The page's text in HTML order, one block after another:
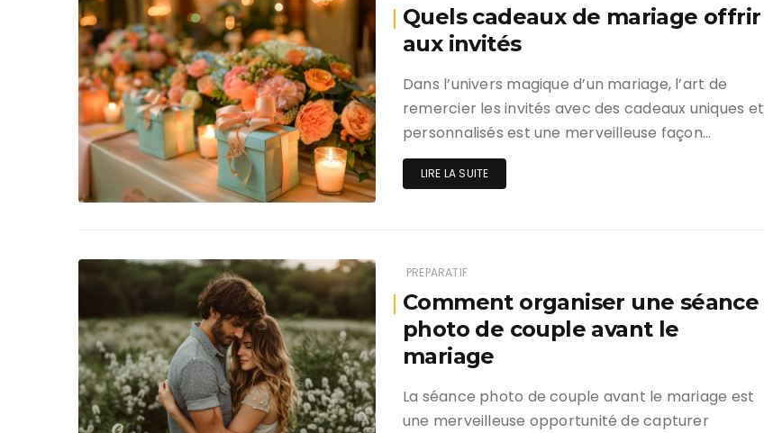
Quels cadeaux de mariage offrir
aux invités
Dans l’univers magique d’un mariage, l’art de
remercier les invités avec des cadeaux uniques et
personnalisés est une merveilleuse façon…
LIRE LA SUITE
PREPARATIF
Comment organiser une séance
photo de couple avant le
mariage
La séance photo de couple avant le mariage est
une merveilleuse opportunité de capturer